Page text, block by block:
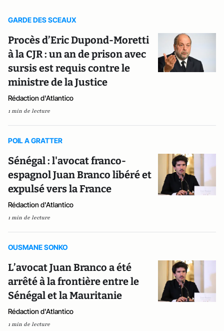
GARDE DES SCEAUX
Procès d’Eric Dupond-Moretti
à la CJR : un an de prison avec
sursis est requis contre le
ministre de la Justice
Rédaction d'Atlantico
1 min de lecture
POIL A GRATTER
Sénégal : l'avocat franco-
espagnol Juan Branco libéré et
expulsé vers la France
Rédaction d'Atlantico
1 min de lecture
OUSMANE SONKO
L’avocat Juan Branco a été
arrêté à la frontière entre le
Sénégal et la Mauritanie
Rédaction d'Atlantico
1 min de lecture